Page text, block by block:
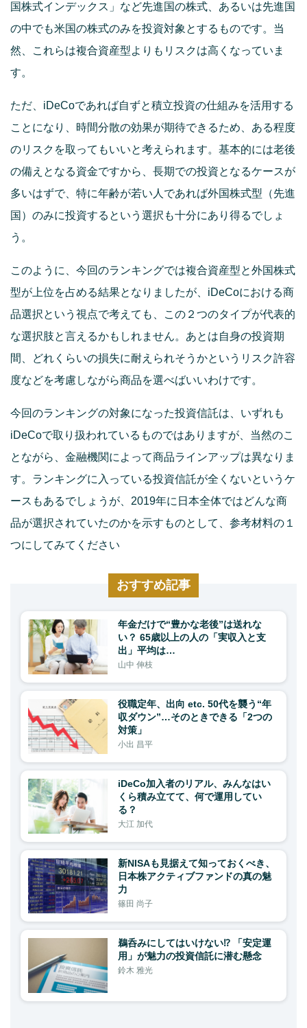
国株式インデックス」など先進国の株式、あるいは先進国
の中でも米国の株式のみを投資対象とするものです。当
然、これらは複合資産型よりもリスクは高くなっていま
す。
ただ、iDeCoであれば自ずと積立投資の仕組みを活用する
ことになり、時間分散の効果が期待できるため、ある程度
のリスクを取ってもいいと考えられます。基本的には老後
の備えとなる資金ですから、長期での投資となるケースが
多いはずで、特に年齢が若い人であれば外国株式型（先進
国）のみに投資するという選択も十分にあり得るでしょ
う。
このように、今回のランキングでは複合資産型と外国株式
型が上位を占める結果となりましたが、iDeCoにおける商
品選択という視点で考えても、この２つのタイプが代表的
な選択肢と言えるかもしれません。あとは自身の投資期
間、どれくらいの損失に耐えられそうかというリスク許容
度などを考慮しながら商品を選べばいいわけです。
今回のランキングの対象になった投資信託は、いずれも
iDeCoで取り扱われているものではありますが、当然のこ
とながら、金融機関によって商品ラインアップは異なりま
す。ランキングに入っている投資信託が全くないというケ
ースもあるでしょうが、2019年に日本全体ではどんな商
品が選択されていたのかを示すものとして、参考材料の１
つにしてみてください
おすすめ記事
年金だけで“豊かな老後”は送れな
い？ 65歳以上の人の「実収入と支
出」平均は…
山中 伸枝
役職定年、出向 etc. 50代を襲う“年
収ダウン”…そのときできる「2つの
対策」
小出 昌平
iDeCo加入者のリアル、みんなはい
くら積み立てて、何で運用してい
る？
大江 加代
新NISAも見据えて知っておくべき、
日本株アクティブファンドの真の魅
力
篠田 尚子
鵜呑みにしてはいけない⁉ 「安定運
用」が魅力の投資信託に潜む懸念
鈴木 雅光